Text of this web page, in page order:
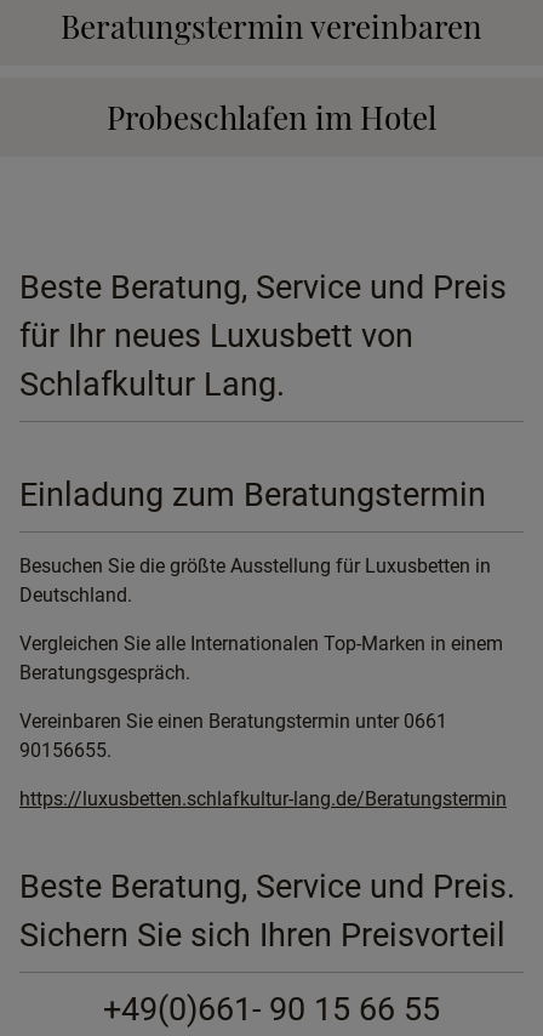
Beratungstermin vereinbaren
Probeschlafen im Hotel
Beste Beratung, Service und Preis
für Ihr neues Luxusbett von
Schlafkultur Lang.
Einladung zum Beratungstermin
Besuchen Sie die größte Ausstellung für Luxusbetten in
Deutschland.
Vergleichen Sie alle Internationalen Top-Marken in einem
Beratungsgespräch.
Vereinbaren Sie einen Beratungstermin unter 0661
90156655.
https://luxusbetten.schlafkultur-lang.de/Beratungstermin
Beste Beratung, Service und Preis.
Sichern Sie sich Ihren Preisvorteil
+49(0)661- 90 15 66 55